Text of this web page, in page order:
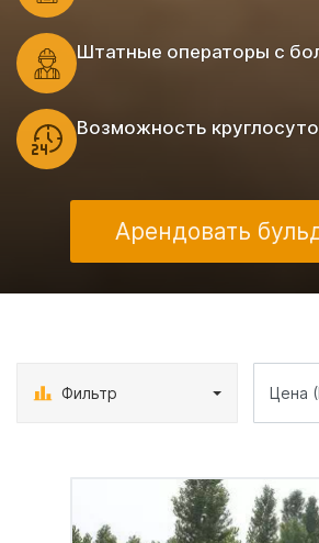
Штатные операторы с
Возможность
Арендовать
Фильтр